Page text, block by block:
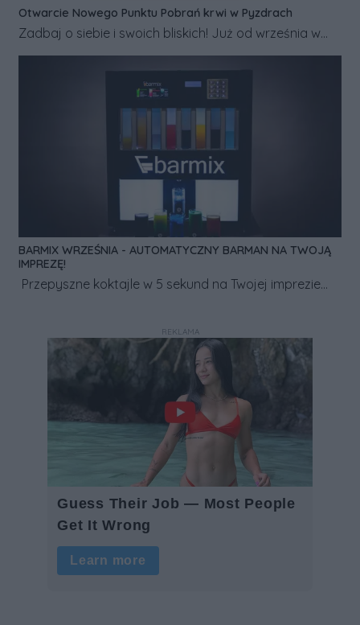
Otwarcie Nowego Punktu Pobrań krwi w Pyzdrach
Zadbaj o siebie i swoich bliskich! Już od września w
Pyzdrach otwiera się nowy punkt pobrań krwi Kropla
Zdrowia! Zapraszamy na ulicę Niepodległości 13, od
poniedziałku do piątku w godzinach od 7:00 do 11:00
oraz w soboty po wcześniejszym umówieniu się. W
Kropli Zdrowia oferujemy gotowe pakiety badań
profilaktycznych oraz bezpłatną realizację skierowań
na NFZ. Wasze analizy precyzyjnie wykona
laboratorium we Wrześni. Kropla Zdrowia w Pyzdrach
– Twój sprawdzony partner w dbaniu o organizm.
BARMIX WRZEŚNIA - AUTOMATYCZNY BARMAN NA TWOJĄ
IMPREZĘ!
Przepyszne koktajle w 5 sekund na Twojej imprezie
Twoi goście. 80 pozycji w tym także
bezalkoholowe.Napisz lub zadzwoń: 609-341-
550. Znajdziesz nas na Facebooku i
Instagramie Terminy uciekają
www.facebook.com/barmixwrzesnia www.instagram.
REKLAMA